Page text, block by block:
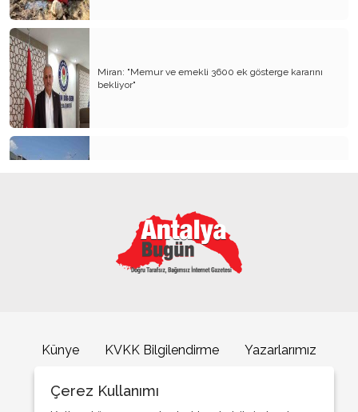
Miran: "Memur ve emekli 3600 ek gösterge kararını
bekliyor"
Künye KVKK Bilgilendirme
Yazarlarımız
Çerez Kullanımı